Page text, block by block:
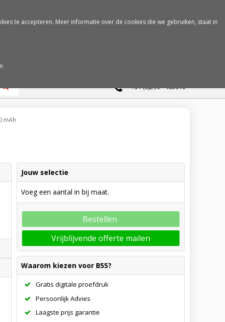
+31 (0)299 - 463610
mAh
Jouw selectie
Voeg een aantal in bij maat.
Bestellen
Vrijblijvende offerte mailen
Waarom kiezen voor B55?
Gratis digitale proefdruk
Persoonlijk Advies
Laagste prijs garantie
te accepteren. Meer informatie over de cookies die we gebruiken, staat in